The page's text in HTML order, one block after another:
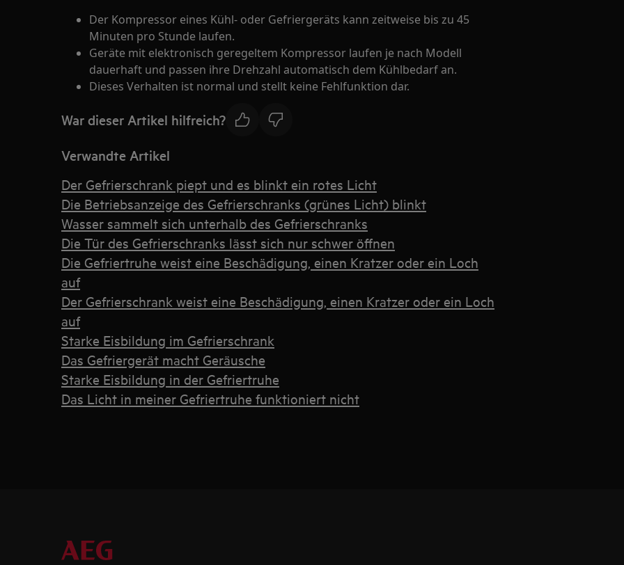
Der Kompressor eines Kühl- oder Gefriergeräts kann zeitweise bis zu 45
Minuten pro Stunde laufen.
Geräte mit elektronisch geregeltem Kompressor laufen je nach Modell
dauerhaft und passen ihre Drehzahl automatisch dem Kühlbedarf an.
Dieses Verhalten ist normal und stellt keine Fehlfunktion dar.
War dieser Artikel hilfreich?
Verwandte Artikel
Der Gefrierschrank piept und es blinkt ein rotes Licht
Die Betriebsanzeige des Gefrierschranks (grünes Licht) blinkt
Wasser sammelt sich unterhalb des Gefrierschranks
Die Tür des Gefrierschranks lässt sich nur schwer öffnen
Die Gefriertruhe weist eine Beschädigung, einen Kratzer oder ein Loch
auf
Der Gefrierschrank weist eine Beschädigung, einen Kratzer oder ein Loch
auf
Starke Eisbildung im Gefrierschrank
Das Gefriergerät macht Geräusche
Starke Eisbildung in der Gefriertruhe
Das Licht in meiner Gefriertruhe funktioniert nicht